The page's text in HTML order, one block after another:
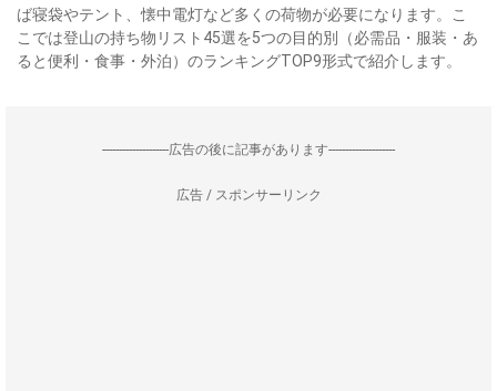
ば寝袋やテント、懐中電灯など多くの荷物が必要になります。こ
こでは登山の持ち物リスト45選を5つの目的別（必需品・服装・あ
ると便利・食事・外泊）のランキングTOP9形式で紹介します。
--------------------広告の後に記事があります--------------------
広告 / スポンサーリンク